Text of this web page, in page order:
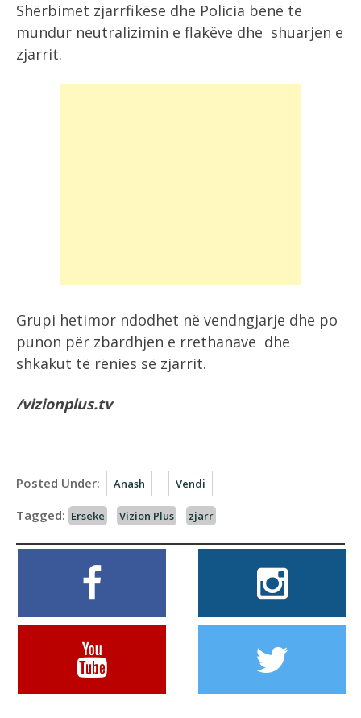
Shërbimet zjarrfikëse dhe Policia bënë të
mundur neutralizimin e flakëve dhe shuarjen e
zjarrit.
Grupi hetimor ndodhet në vendngjarje dhe po
punon për zbardhjen e rrethanave dhe
shkakut të rënies së zjarrit.
/vizionplus.tv
Posted Under: Anash Vendi
Tagged: Erseke Vizion Plus zjarr